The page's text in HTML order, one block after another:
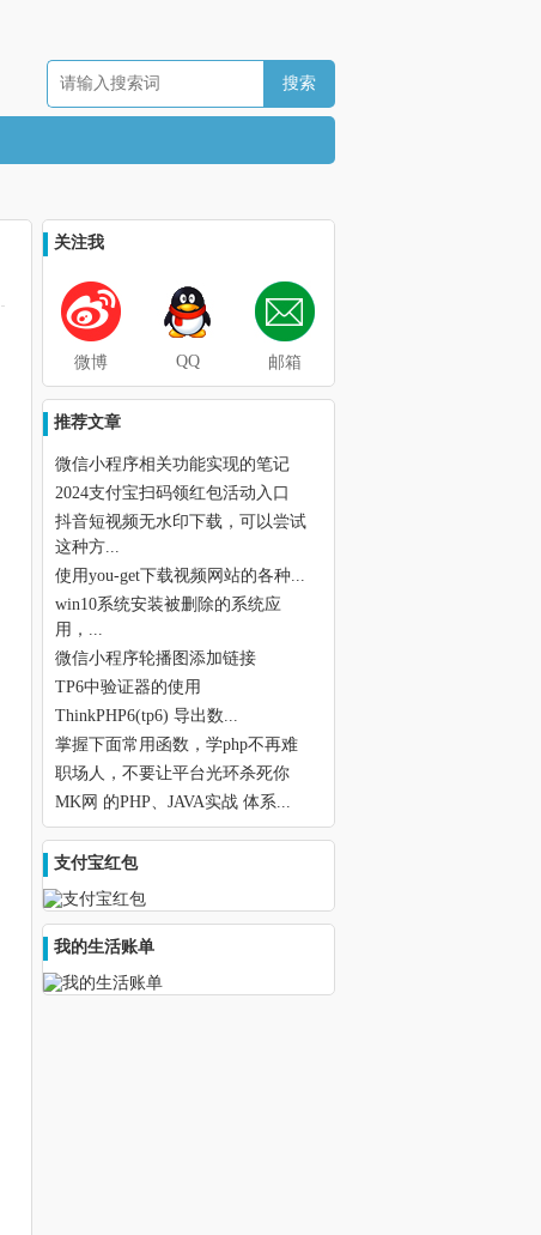
关注我
微博 QQ 邮箱
推荐文章
微信小程序相关功能实现的笔记
2024支付宝扫码领红包活动入口
抖音短视频无水印下载，可以尝试
这种方...
使用you-get下载视频网站的各种...
win10系统安装被删除的系统应
用，...
微信小程序轮播图添加链接
TP6中验证器的使用
ThinkPHP6(tp6) 导出数...
掌握下面常用函数，学php不再难
职场人，不要让平台光环杀死你
MK网 的PHP、JAVA实战 体系...
支付宝红包
我的生活账单